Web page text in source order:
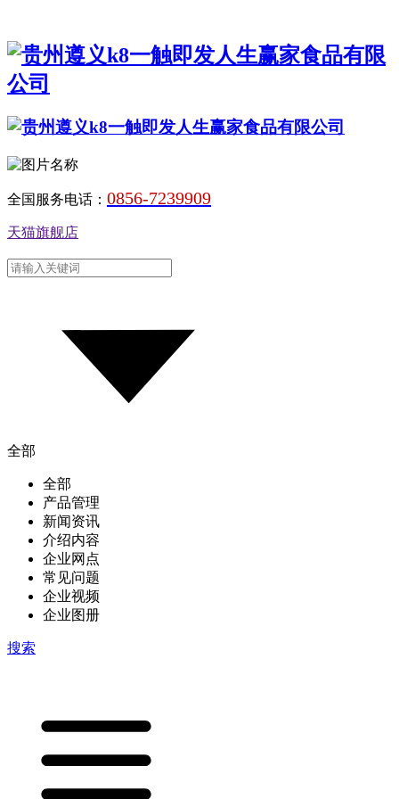
全国服务电话： 0856-7239909
天猫旗舰店
全部
全部
产品管理
新闻资讯
介绍内容
企业网点
常见问题
企业视频
企业图册
搜索